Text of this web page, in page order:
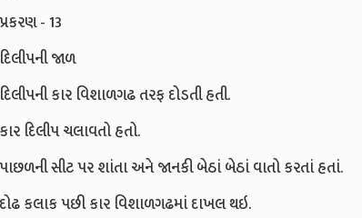
પ્રકરણ - 13
દિલીપની જાળ
દિલીપની કાર વિશાળગઢ તરફ દોડતી હતી.
કાર દિલીપ ચલાવતો હતો.
પાછળની સીટ પર શાંતા અને જાનકી બેઠાં બેઠાં વાતો કરતાં હતાં.
દોઢ કલાક પછી કાર વિશાળગઢમાં દાખલ થઇ.